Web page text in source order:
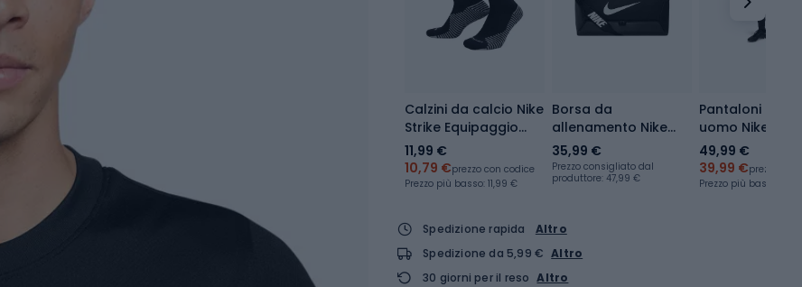
Calzini da calcio Nike
Strike Equipaggio
nero/bianco
11,99 €
10,79 €prezzo con codice
Prezzo più basso: 11,99 €
Borsa da
allenamento Nike
Brasilia 9.5 95 l
black/black/white
35,99 €
Prezzo consigliato dal
produttore: 47,99 €
Pantaloni da
uomo Nike
black/black/
49,99 €
39,99 €prezzo
Prezzo più basso:
Spedizione rapida
Altro
Spedizione da 5,99 € Altro
30 giorni per il reso Altro